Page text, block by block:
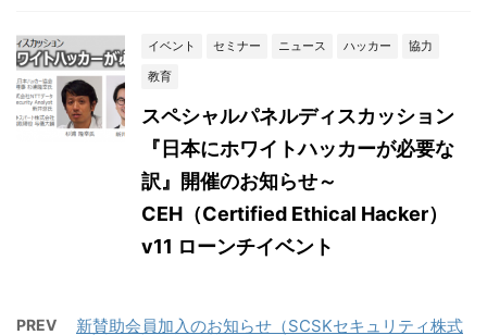
イベント セミナー ニュース ハッカー
協力
教育
スペシャルパネルディスカッション
『日本にホワイトハッカーが必要な
訳』開催のお知らせ～
CEH（Certified Ethical Hacker）
v11 ローンチイベント
PREV
新賛助会員加入のお知らせ（SCSKセキュリティ株式